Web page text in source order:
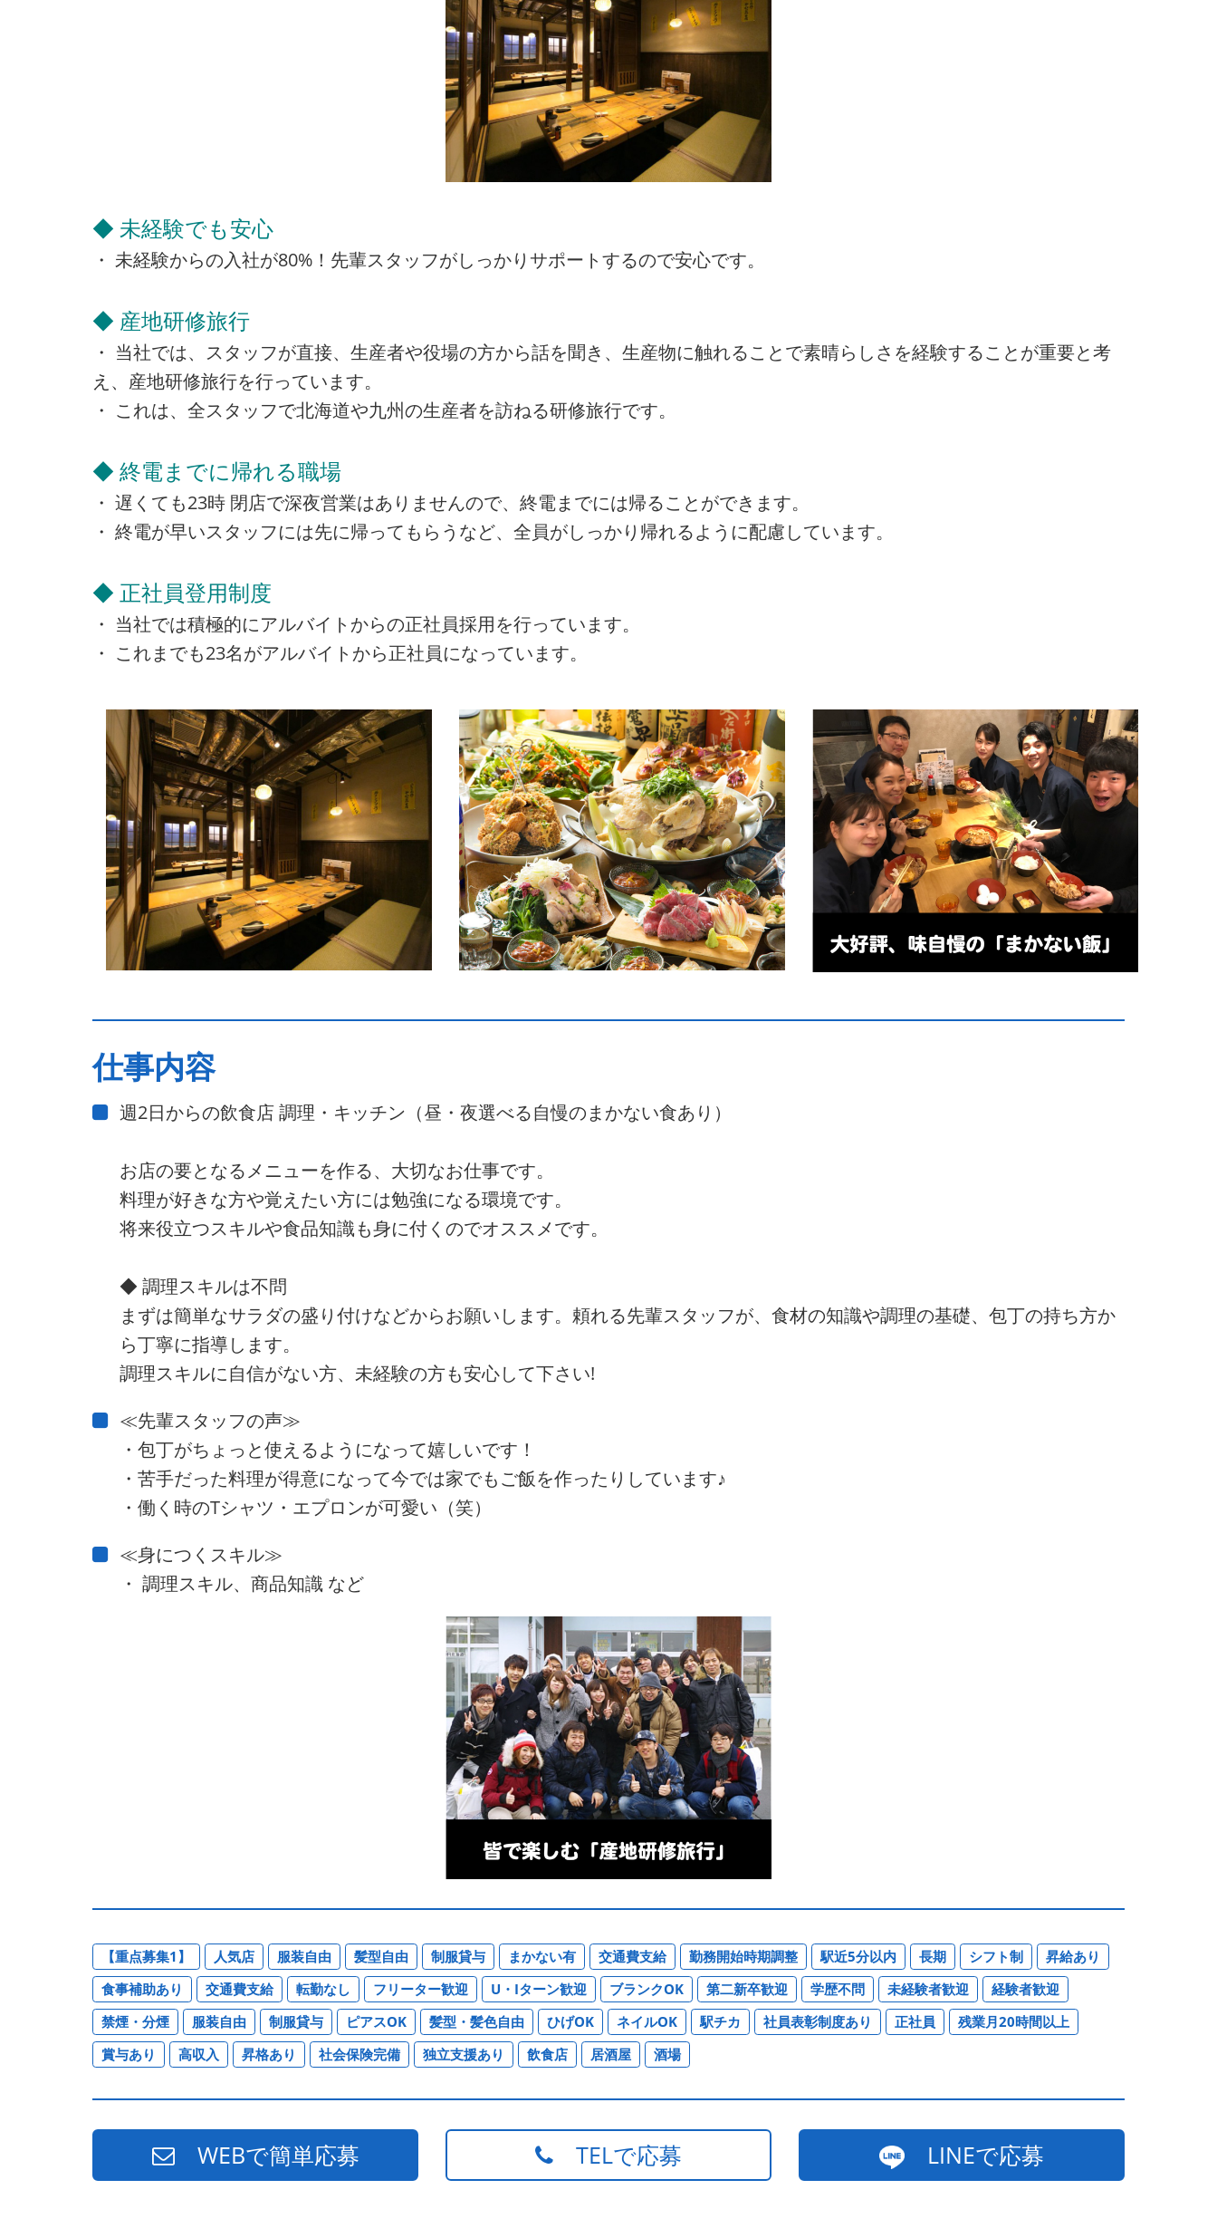
◆ 未経験でも安心
・ 未経験からの入社が80%！先輩スタッフがしっかりサポートするので安心です。
◆ 産地研修旅行
・ 当社では、スタッフが直接、生産者や役場の方から話を聞き、生産物に触れることで素晴らしさを経験することが重要と考
え、産地研修旅行を行っています。
・ これは、全スタッフで北海道や九州の生産者を訪ねる研修旅行です。
◆ 終電までに帰れる職場
・ 遅くても23時 閉店で深夜営業はありませんので、終電までには帰ることができます。
・ 終電が早いスタッフには先に帰ってもらうなど、全員がしっかり帰れるように配慮しています。
◆ 正社員登用制度
・ 当社では積極的にアルバイトからの正社員採用を行っています。
・ これまでも23名がアルバイトから正社員になっています。
仕事内容
週2日からの飲食店 調理・キッチン（昼・夜選べる自慢のまかない食あり）
お店の要となるメニューを作る、大切なお仕事です。
料理が好きな方や覚えたい方には勉強になる環境です。
将来役立つスキルや食品知識も身に付くのでオススメです。
◆ 調理スキルは不問
まずは簡単なサラダの盛り付けなどからお願いします。頼れる先輩スタッフが、食材の知識や調理の基礎、包丁の持ち方か
ら丁寧に指導します。
調理スキルに自信がない方、未経験の方も安心して下さい!
≪先輩スタッフの声≫
・包丁がちょっと使えるようになって嬉しいです！
・苦手だった料理が得意になって今では家でもご飯を作ったりしています♪
・働く時のTシャツ・エプロンが可愛い（笑）
≪身につくスキル≫
・ 調理スキル、商品知識 など
【重点募集1】 人気店 服装自由 髪型自由 制服貸与 まかない有 交通費支給 勤務開始時期調整 駅近5分以内 長期 シフト制
昇給あり
食事補助あり
交通費支給 転勤なし フリーター歓迎 U・Iターン歓迎 ブランクOK 第二新卒歓迎 学歴不問 未経験者歓迎
経験者歓迎
禁煙・分煙
服装自由 制服貸与 ピアスOK 髪型・髪色自由 ひげOK ネイルOK 駅チカ 社員表彰制度あり 正社員
残業月20時間以上
賞与あり
高収入 昇格あり 社会保険完備 独立支援あり 飲食店 居酒屋 酒場
WEBで簡単応募 TELで応募 LINEで応募